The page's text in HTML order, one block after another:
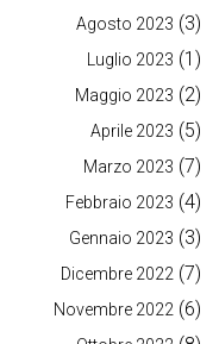
Agosto 2023 (3)
Luglio 2023 (1)
Maggio 2023 (2)
Aprile 2023 (5)
Marzo 2023 (7)
Febbraio 2023 (4)
Gennaio 2023 (3)
Dicembre 2022 (7)
Novembre 2022 (6)